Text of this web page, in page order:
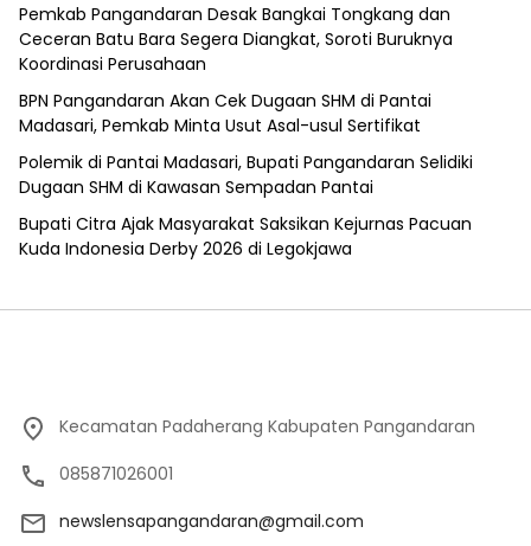
Pemkab Pangandaran Desak Bangkai Tongkang dan
Ceceran Batu Bara Segera Diangkat, Soroti Buruknya
Koordinasi Perusahaan
BPN Pangandaran Akan Cek Dugaan SHM di Pantai
Madasari, Pemkab Minta Usut Asal-usul Sertifikat
Polemik di Pantai Madasari, Bupati Pangandaran Selidiki
Dugaan SHM di Kawasan Sempadan Pantai
Bupati Citra Ajak Masyarakat Saksikan Kejurnas Pacuan
Kuda Indonesia Derby 2026 di Legokjawa
Kecamatan Padaherang Kabupaten Pangandaran
085871026001
newslensapangandaran@gmail.com